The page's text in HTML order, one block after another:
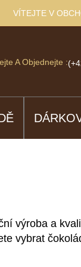
VÍTEJTE V
A Objednejte :
výroba a
vybrat